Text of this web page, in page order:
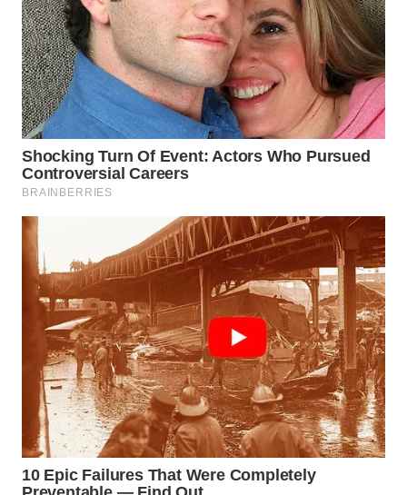
WN
INDRAMAYU
WN
KUNINGAN
WN
MAJALENGKA
SUBANG
WN
SUKABUMI
WN
PURWAKARTA
WN
PRIANGAN
TIMUR